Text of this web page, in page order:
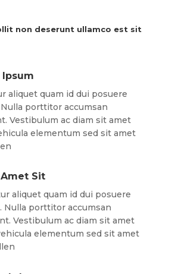
non deserunt ullamco est sit
aliquet quam id dui posuere
porttitor accumsan
Vestibulum ac diam sit amet
elementum sed sit amet
Sit
aliquet quam id dui posuere
Nulla porttitor accumsan
Vestibulum ac diam sit amet
elementum sed sit amet